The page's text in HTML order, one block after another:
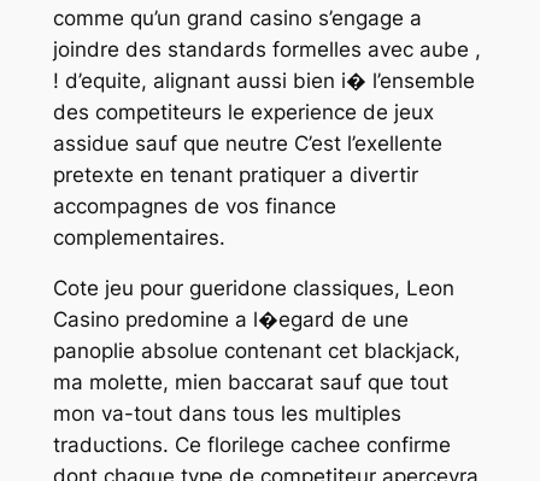
comme qu’un grand casino s’engage a
joindre des standards formelles avec aube ,
! d’equite, alignant aussi bien i� l’ensemble
des competiteurs le experience de jeux
assidue sauf que neutre C’est l’exellente
pretexte en tenant pratiquer a divertir
accompagnes de vos finance
complementaires.
Cote jeu pour gueridone classiques, Leon
Casino predomine a l�egard de une
panoplie absolue contenant cet blackjack,
ma molette, mien baccarat sauf que tout
mon va-tout dans tous les multiples
traductions. Ce florilege cachee confirme